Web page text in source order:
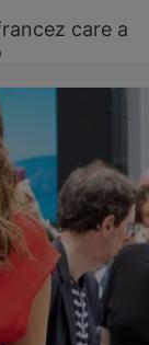
care a